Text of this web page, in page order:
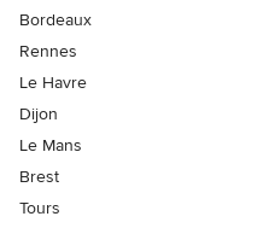
Bordeaux
Rennes
Le Havre
Dijon
Le Mans
Brest
Tours